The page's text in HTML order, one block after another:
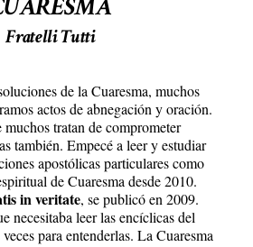
Fratelli Tutti
de la Cuaresma, muchos
actos de abnegación y oración.
tratan de comprometer
también. Empecé a leer y estudiar
apostólicas particulares como
de Cuaresma desde 2010.
in veritate, se publicó en 2009.
necesitaba leer las encíclicas del
para entenderlas. La Cuaresma